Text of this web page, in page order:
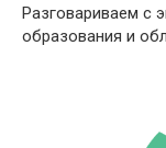
Разговариваем с
образования и